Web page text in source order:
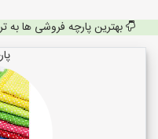
بهترین پارچه فروشی ها به